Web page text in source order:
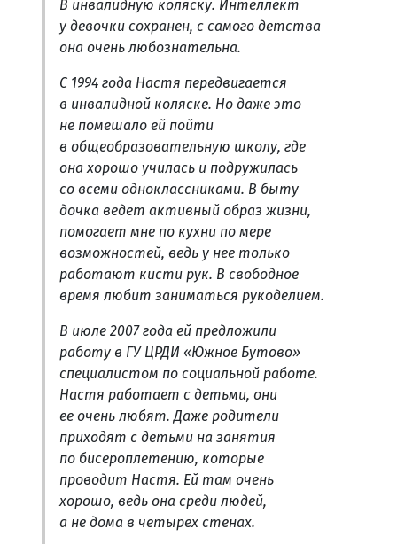
В инвалидную коляску. Интеллект
у девочки сохранен, с самого детства
она очень любознательна.
С 1994 года Настя передвигается
в инвалидной коляске. Но даже это
не помешало ей пойти
в общеобразовательную школу, где
она хорошо училась и подружилась
со всеми одноклассниками. В быту
дочка ведет активный образ жизни,
помогает мне по кухни по мере
возможностей, ведь у нее только
работают кисти рук. В свободное
время любит заниматься рукоделием.
В июле 2007 года ей предложили
работу в ГУ ЦРДИ «Южное Бутово»
специалистом по социальной работе.
Настя работает с детьми, они
ее очень любят. Даже родители
приходят с детьми на занятия
по бисероплетению, которые
проводит Настя. Ей там очень
хорошо, ведь она среди людей,
а не дома в четырех стенах.